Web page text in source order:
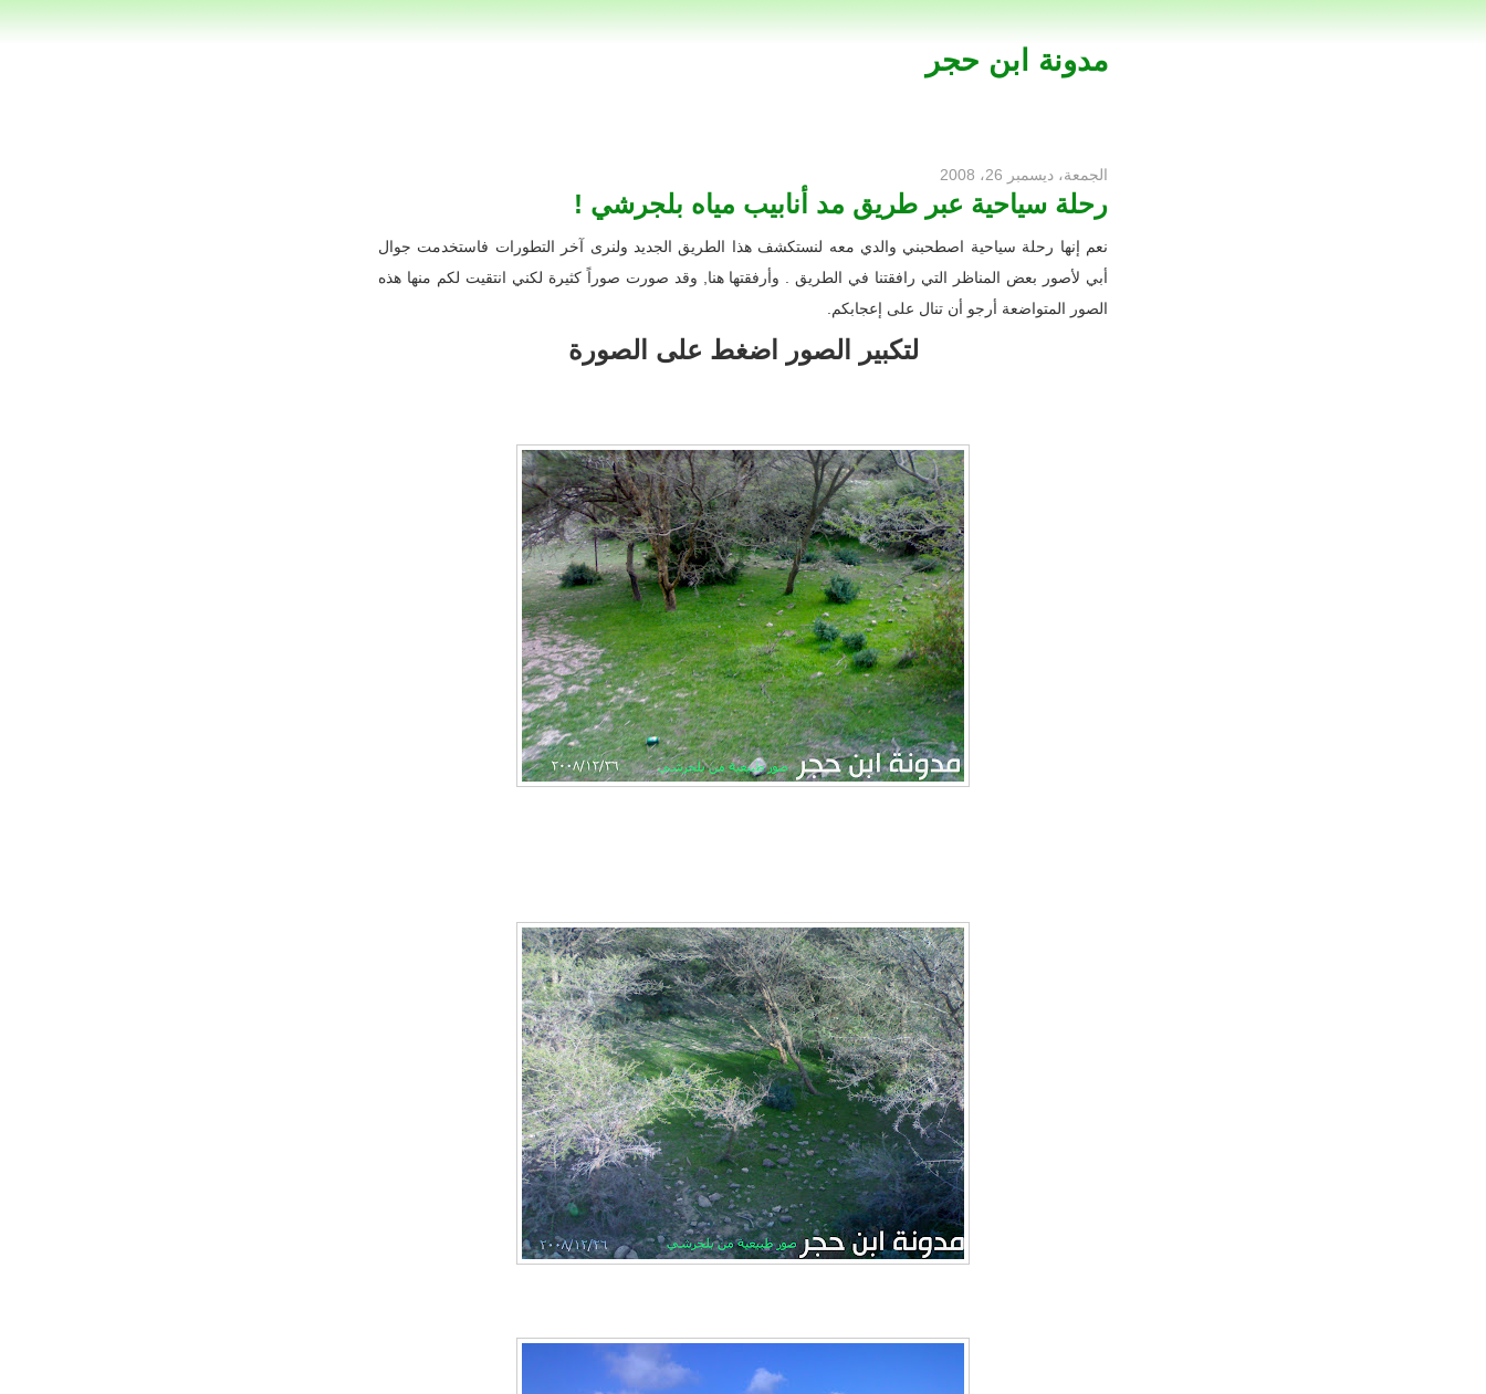
مدونة ابن حجر
الجمعة، ديسمبر 26، 2008
رحلة سياحية عبر طريق مد أنابيب مياه بلجرشي !
نعم إنها رحلة سياحية اصطحبني والدي معه لنستكشف هذا الطريق الجديد ولنرى آخر التطورات فاستخدمت جوال
أبي لأصور بعض المناظر التي رافقتنا في الطريق . وأرفقتها هنا, وقد صورت صوراً كثيرة لكني انتقيت لكم منها هذه
الصور المتواضعة أرجو أن تنال على إعجابكم.
لتكبير الصور اضغط على الصورة